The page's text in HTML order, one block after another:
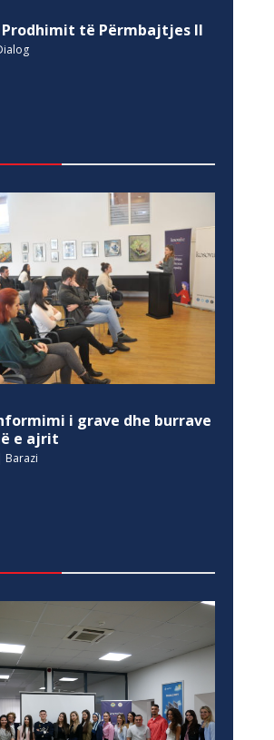
të Përmbajtjes II
i grave dhe burrave
e ajrit
Barazi